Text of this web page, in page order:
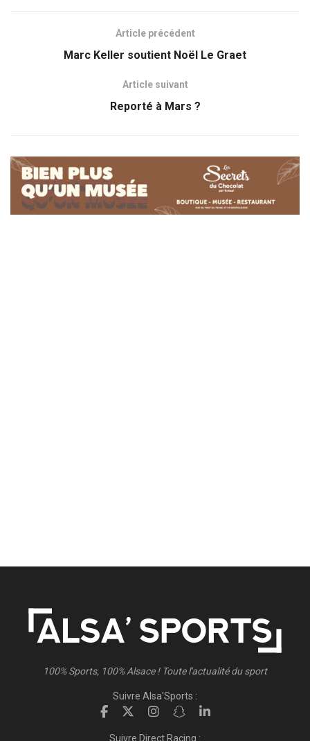
Article précédent
Marc Keller soutient Noël Le Graet
Article suivant
Reporté à Mars ?
100% Sports, 100% Alsace ! Toute l'actualité du sport
Suivre Alsa'Sports :
Suivre Direct Racing :